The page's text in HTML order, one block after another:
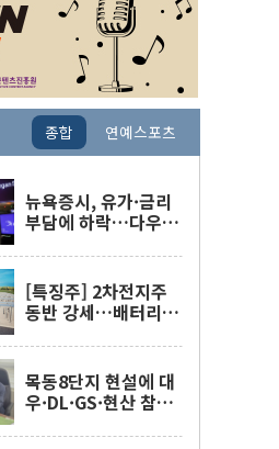
종합 연예스포츠
뉴욕증시, 유가·금리
부담에 하락…다우 5
[특징주] 2차전지주
동반 강세…배터리3
목동8단지 현설에 대
우·DL·GS·현산 참